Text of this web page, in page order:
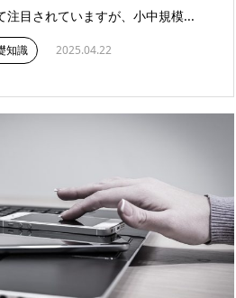
注目されていますが、小中規模...
知識 2025.04.22